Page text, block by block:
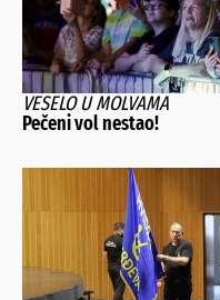
VESELO U MOLVAMA
Pečeni vol nestao!